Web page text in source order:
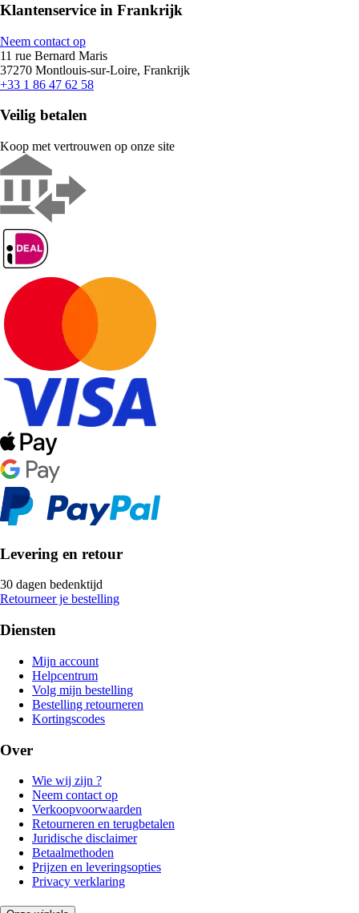
Klantenservice in Frankrijk
Neem contact op
11 rue Bernard Maris
37270 Montlouis-sur-Loire, Frankrijk
+33 1 86 47 62 58
Veilig betalen
Koop met vertrouwen op onze site
Levering en retour
30 dagen bedenktijd
Retourneer je bestelling
Diensten
Mijn account
Helpcentrum
Volg mijn bestelling
Bestelling retourneren
Kortingscodes
Over
Wie wij zijn ?
Neem contact op
Verkoopvoorwaarden
Retourneren en terugbetalen
Juridische disclaimer
Betaalmethoden
Prijzen en leveringsopties
Privacy verklaring